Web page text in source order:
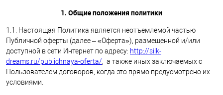
1. Общие положения политики
1.1. Настоящая Политика является неотъемлемой частью
Публичной оферты (далее – «Оферта»), размещенной и/или
доступной в сети Интернет по адресу: http://silk-
dreams.ru/publichnaya-oferta/ , а также иных заключаемых с
Пользователем договоров, когда это прямо предусмотрено их
условиями.